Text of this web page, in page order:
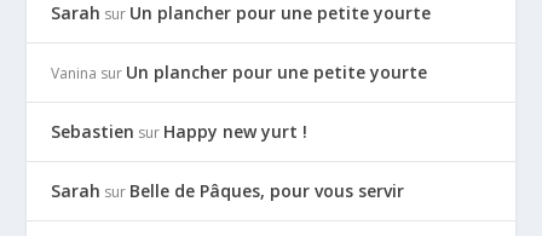
Sarah sur Un plancher pour une petite yourte
Vanina sur Un plancher pour une petite yourte
Sebastien sur Happy new yurt !
Sarah sur Belle de Pâques, pour vous servir